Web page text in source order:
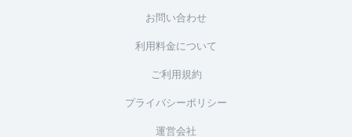
お問い合わせ
利用料金について
ご利用規約
プライバシーポリシー
運営会社